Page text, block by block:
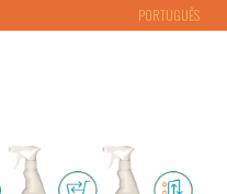
PORTUGUÊS